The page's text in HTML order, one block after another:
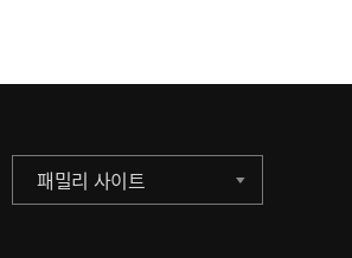
패밀리 사이트